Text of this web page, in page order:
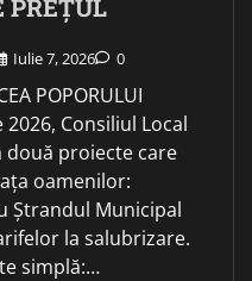
PREȚUL
Iulie 7, 2026 0
POPORULUI
Consiliul Local
două proiecte care
oamenilor:
Ștrandul Municipal
la salubrizare.
simplă:…